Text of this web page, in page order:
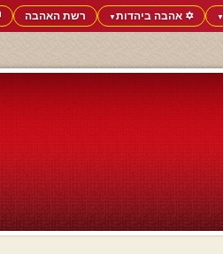
▼ ✡️ אהבה ביהדות▼ רשת האהבה